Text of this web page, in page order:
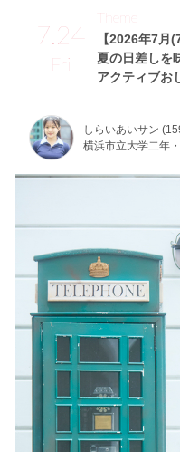
7.24
Fri
【2026年7月
夏の日差しを
アクティブお
Theme
しらいあいサン
横浜市立大学二年